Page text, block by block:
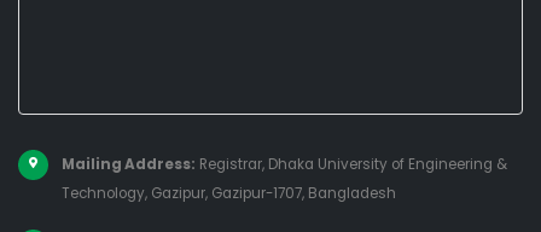
Mailing Address: Registrar, Dhaka University of Engineering &
Technology, Gazipur, Gazipur-1707, Bangladesh